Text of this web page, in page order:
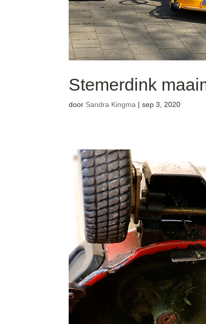
Stemerdink
door Sandra Kingma |sep 3, 2020